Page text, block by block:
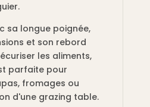
sa longue poignée,
et son rebord
les aliments,
parfaite pour
fromages ou
d'une grazing table.